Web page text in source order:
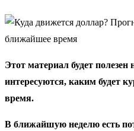
Этот материал будет
интересуются, каким будет
время.
В ближайшую неделю есть